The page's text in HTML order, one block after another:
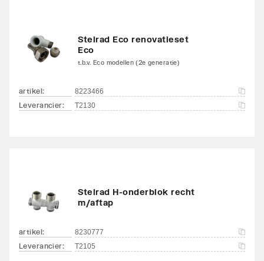
Stelrad Eco renovatieset
Eco
t.b.v. Eco modellen (2e generatie)
artikel: 8223466
Leverancier: T2130
Stelrad H-onderblok recht
m/aftap
artikel: 8230777
Leverancier: T2105